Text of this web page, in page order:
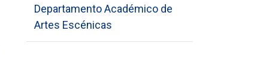
Departamento Académico de
Artes Escénicas